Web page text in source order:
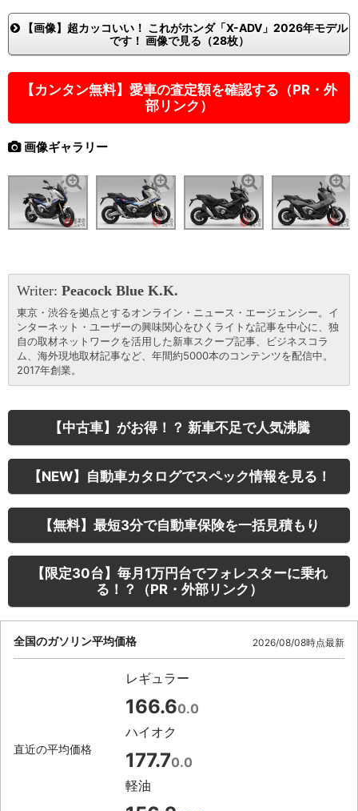
【画像】超カッコいい！ これがホンダ「X-ADV」2026年モデル
です！ 画像で見る（28枚）
【カンタン無料】愛車の査定額を確認する（PR・外
部リンク）
画像ギャラリー
Writer: Peacock Blue K.K.
東京・渋谷を拠点とするオンライン・ニュース・エージェンシー。イ
ンターネット・ユーザーの興味関心をひくライトな記事を中心に、独
自の取材ネットワークを活用した新車スクープ記事、ビジネスコラ
ム、海外現地取材記事など、年間約5000本のコンテンツを配信中。
2017年創業。
【中古車】がお得！？ 新車不足で人気沸騰
【NEW】自動車カタログでスペック情報を見る！
【無料】最短3分で自動車保険を一括見積もり
【限定30台】毎月1万円台でフォレスターに乗れ
る！？（PR・外部リンク）
全国のガソリン平均価格 2026/08/08時点最新
直近の平均価格
レギュラー
166.60.0
ハイオク
177.70.0
軽油